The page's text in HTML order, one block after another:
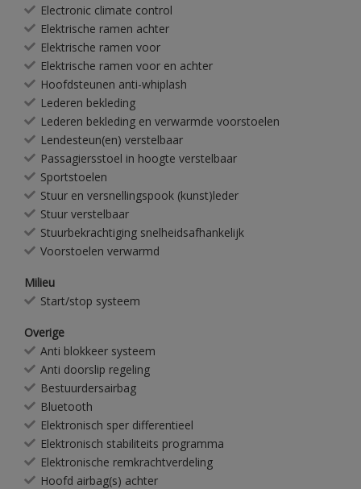
Electronic climate control
Elektrische ramen achter
Elektrische ramen voor
Elektrische ramen voor en achter
Hoofdsteunen anti-whiplash
Lederen bekleding
Lederen bekleding en verwarmde voorstoelen
Lendesteun(en) verstelbaar
Passagiersstoel in hoogte verstelbaar
Sportstoelen
Stuur en versnellingspook (kunst)leder
Stuur verstelbaar
Stuurbekrachtiging snelheidsafhankelijk
Voorstoelen verwarmd
Milieu
Start/stop systeem
Overige
Anti blokkeer systeem
Anti doorslip regeling
Bestuurdersairbag
Bluetooth
Elektronisch sper differentieel
Elektronisch stabiliteits programma
Elektronische remkrachtverdeling
Hoofd airbag(s) achter